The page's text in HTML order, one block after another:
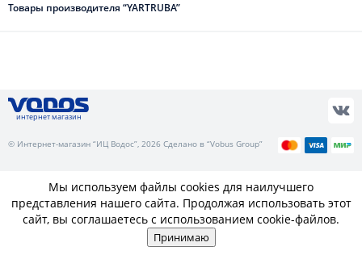
Товары производителя “YARTRUBA”
интернет магазин
© Интернет-магазин “ИЦ Водос”, 2026 Сделано в “Vobus Group”
Мы используем файлы cookies для наилучшего
представления нашего сайта. Продолжая использовать этот
сайт, вы соглашаетесь с использованием cookie-файлов.
Принимаю